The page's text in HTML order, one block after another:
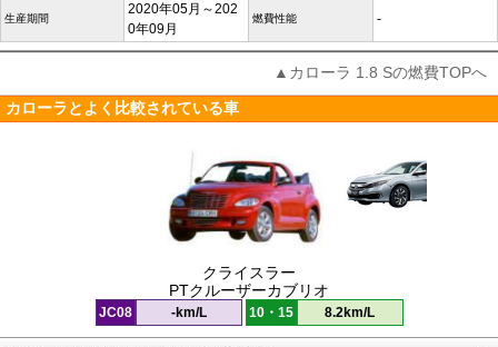
生産期間
2020年05月～202
0年09月
燃費性能 -
▲カローラ 1.8 Sの燃費TOPへ
カローラとよく比較されている車
クライスラー
PTクルーザーカブリオ
JC08 -km/L 10・15 8.2km/L